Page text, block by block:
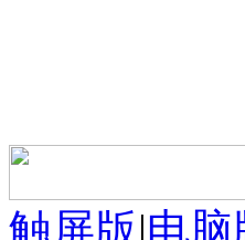
触屏版|电脑